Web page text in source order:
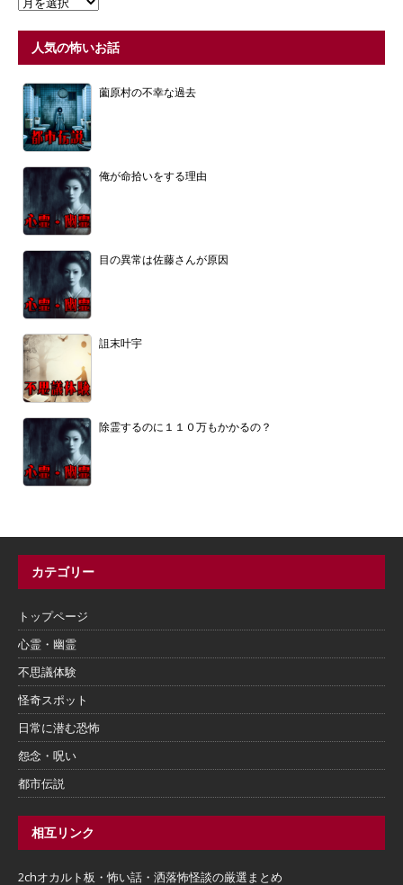
人気の怖いお話
薗原村の不幸な過去
俺が命拾いをする理由
目の異常は佐藤さんが原因
詛末叶宇
除霊するのに１１０万もかかるの？
カテゴリー
トップページ
心霊・幽霊
不思議体験
怪奇スポット
日常に潜む恐怖
怨念・呪い
都市伝説
相互リンク
2chオカルト板・怖い話・洒落怖怪談の厳選まとめ